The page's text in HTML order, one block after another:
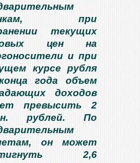
при
текущих
цен на
и при
курсе рубля
года объем
доходов
превысить 2
рублей. По
он может
2,6